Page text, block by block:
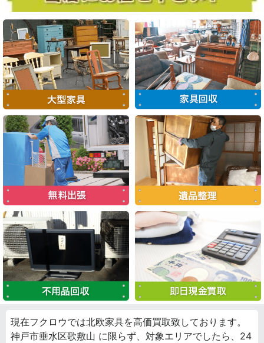
現在フクロウでは北欧家具を高価買取致しております。
神戸市垂水区歌敷山 に限らず、対象エリアでしたら、24